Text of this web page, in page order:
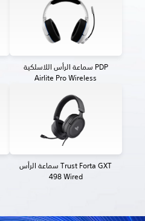
سماعة الرأس اللاسلكية PDP
Airlite Pro Wireless
سماعة الرأس Trust Forta GXT
498 Wired